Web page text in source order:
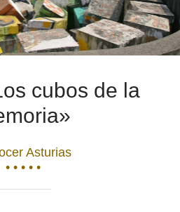
cubos de la
Asturias
• • • • •